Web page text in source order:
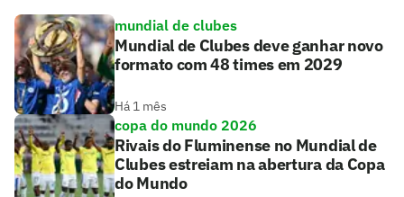
mundial de clubes
Mundial de Clubes deve ganhar novo
formato com 48 times em 2029
Há 1 mês
copa do mundo 2026
Rivais do Fluminense no Mundial de
Clubes estreiam na abertura da Copa
do Mundo